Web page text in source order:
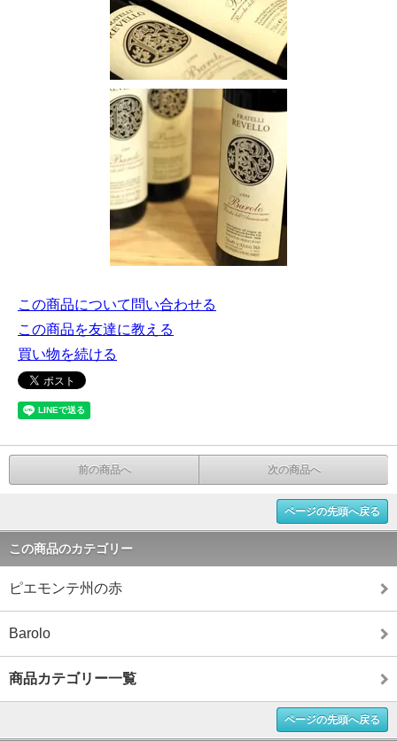
この商品について問い合わせる
この商品を友達に教える
買い物を続ける
前の商品へ 次の商品へ
ページの先頭へ戻る
この商品のカテゴリー
ピエモンテ州の赤
Barolo
商品カテゴリー一覧
ページの先頭へ戻る